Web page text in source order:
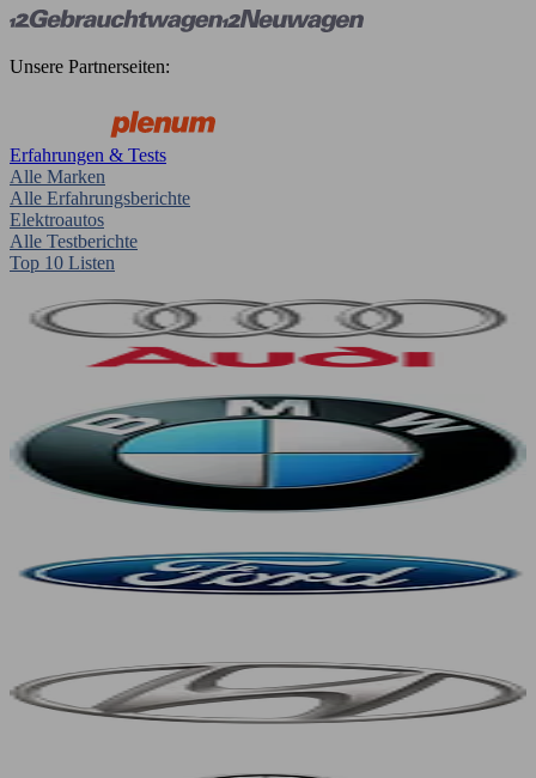
Unsere Partnerseiten:
Erfahrungen & Tests
Alle Marken
Alle Erfahrungsberichte
Elektroautos
Alle Testberichte
Top 10 Listen